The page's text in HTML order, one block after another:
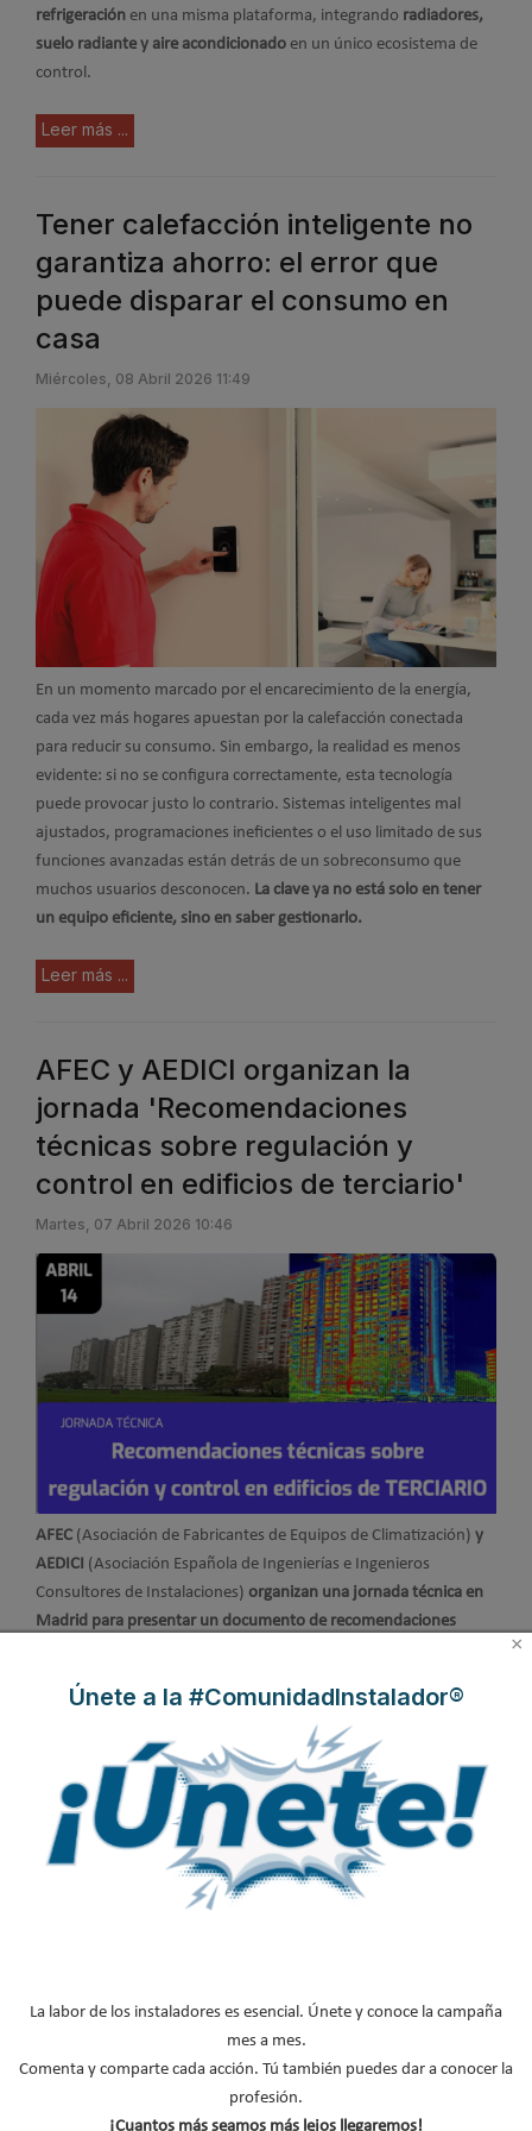
refrigeración en una misma plataforma, integrando radiadores,
suelo radiante y aire acondicionado en un único ecosistema de
control.
Leer más ...
Tener calefacción inteligente no
garantiza ahorro: el error que
puede disparar el consumo en
casa
Miércoles, 08 Abril 2026 11:49
En un momento marcado por el encarecimiento de la energía,
cada vez más hogares apuestan por la calefacción conectada
para reducir su consumo. Sin embargo, la realidad es menos
evidente: si no se configura correctamente, esta tecnología
puede provocar justo lo contrario. Sistemas inteligentes mal
ajustados, programaciones ineficientes o el uso limitado de sus
funciones avanzadas están detrás de un sobreconsumo que
muchos usuarios desconocen. La clave ya no está solo en tener
un equipo eficiente, sino en saber gestionarlo.
Leer más ...
AFEC y AEDICI organizan la
jornada 'Recomendaciones
técnicas sobre regulación y
control en edificios de terciario'
Martes, 07 Abril 2026 10:46
AFEC (Asociación de Fabricantes de Equipos de Climatización) y
AEDICI (Asociación Española de Ingenierías e Ingenieros
Consultores de Instalaciones) organizan una jornada técnica en
Madrid para presentar un documento de recomendaciones
terciario
control de AFEC.
Leer más ...
Suscribirse a este canal RSS
×
Únete a la #ComunidadInstalador®
La labor de los instaladores es esencial. Únete y conoce la campaña
mes a mes.
Comenta y comparte cada acción. Tú también puedes dar a conocer la
profesión.
¡Cuantos más seamos más lejos llegaremos!